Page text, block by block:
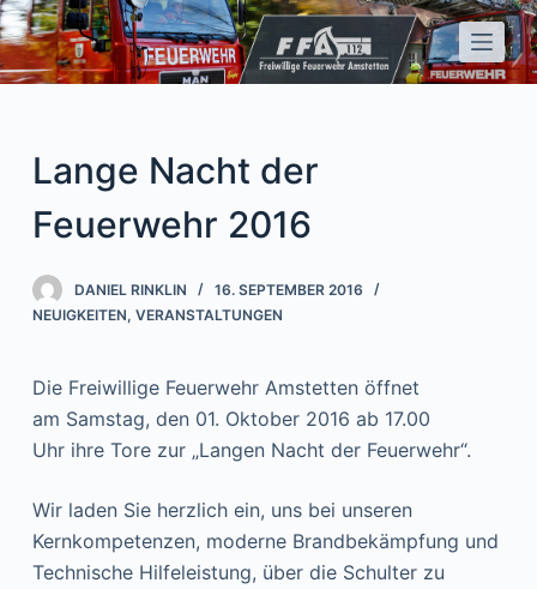
Z
u
m
s
n
Lange Nacht der
Feuerwehr 2016
DANIEL RINKLIN
16. SEPTEMBER 2016
NEUIGKEITEN, VERANSTALTUNGEN
Die Freiwillige Feuerwehr Amstetten öffnet
am Samstag, den 01. Oktober 2016 ab 17.00
Uhr ihre Tore zur „Langen Nacht der Feuerwehr“.
Wir laden Sie herzlich ein, uns bei unseren
Kernkompetenzen, moderne Brandbekämpfung und
Technische Hilfeleistung, über die Schulter zu